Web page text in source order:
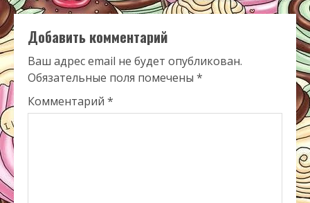
Добавить комментарий
Ваш адрес email не будет опубликован.
Обязательные поля помечены *
Комментарий *